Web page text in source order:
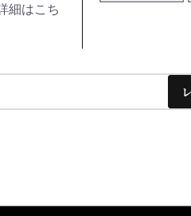
細はこち